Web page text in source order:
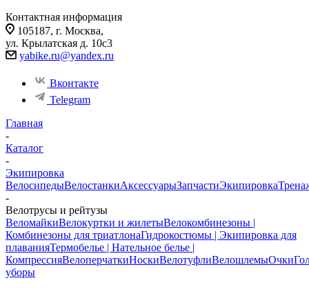
Контактная информация
105187, г. Москва,
ул. Крылатская д. 10с3
yabike.ru@yandex.ru
Вконтакте
Telegram
Главная
-
Каталог
-
Экипировка
ВелосипедыВелостанкиАксессуарыЗапчастиЭкипировка
-
Велотрусы и рейтузы
ВеломайкиВелокуртки и жилетыВелокомбинезоны |
Комбинезоны для триатлонаГидрокостюмы | Экипировка для
плаванияТермобелье | Нательное белье |
КомпрессияВелоперчаткиНоскиВелотуфлиВелошлемыОчки
уборы